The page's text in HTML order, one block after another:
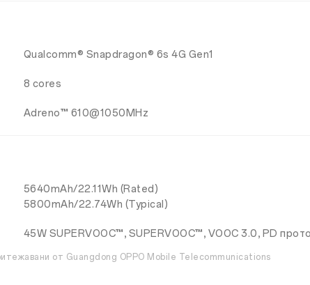
Qualcomm® Snapdragon® 6s 4G Gen1
8 cores
Adreno™ 610@1050MHz
5640mAh/22.11Wh (Rated)
5800mAh/22.74Wh (Typical)
45W SUPERVOOC™, SUPERVOOC™, VOOC 3.0, PD
от Guangdong OPPO Mobile Telecommunications